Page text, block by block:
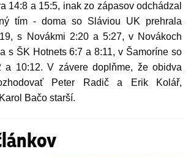
14:8 a 15:5, inak zo zápasov odchádzal
tím - doma so Sláviou UK prehrala
s Novákmi 2:20 a 5:27, v Novákoch
s ŠK Hotnets 6:7 a 8:11, v Šamoríne so
a 10:12. V závere doplňme, že obidva
Peter Radič a Erik Kolář,
Bačo starší.